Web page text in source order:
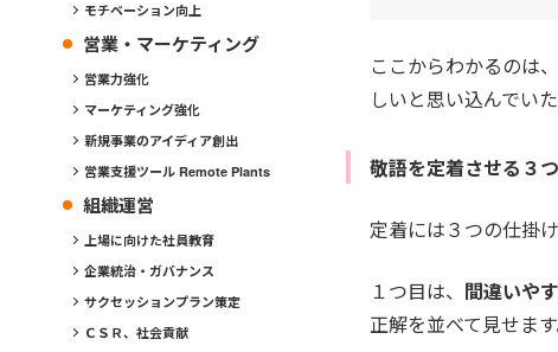
ここからわかるのは、
しいと思い込んでい
敬語を定着させる３
定着には３つの仕掛け
１つ目は、 間違いや
正解を並べて見せます
モチベーション向上
営業・マーケティング
営業力強化
マーケティング強化
新規事業のアイディア創出
営業支援ツール Remote Plants
組織運営
上場に向けた社員教育
企業統治・ガバナンス
サクセッションプラン策定
ＣＳＲ、社会貢献